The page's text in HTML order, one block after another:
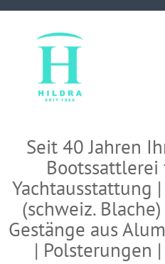
Seit 40 Jahren
Yachtausstattung
(schweiz.
Gestänge aus
| Polsterungen